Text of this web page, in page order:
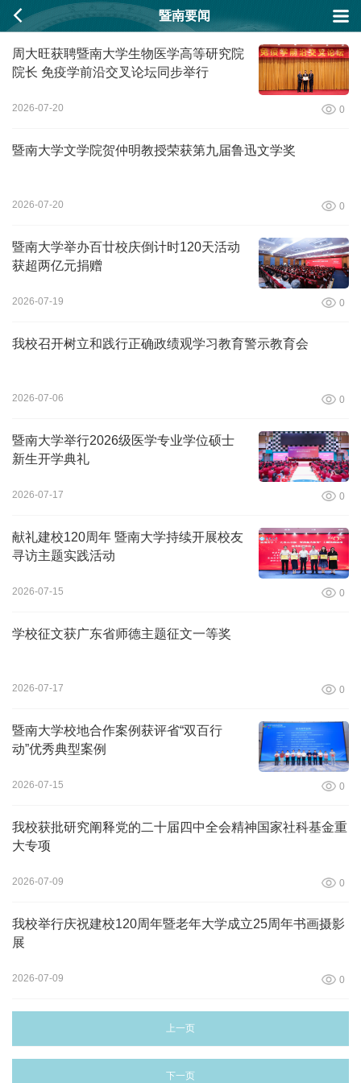
暨南要闻
周大旺获聘暨南大学生物医学高等研究院
院长 免疫学前沿交叉论坛同步举行
2026-07-20 0
暨南大学文学院贺仲明教授荣获第九届鲁迅文学奖
2026-07-20 0
暨南大学举办百廿校庆倒计时120天活动
获超两亿元捐赠
2026-07-19 0
我校召开树立和践行正确政绩观学习教育警示教育会
2026-07-06 0
暨南大学举行2026级医学专业学位硕士
新生开学典礼
2026-07-17 0
献礼建校120周年 暨南大学持续开展校友
寻访主题实践活动
2026-07-15 0
学校征文获广东省师德主题征文一等奖
2026-07-17 0
暨南大学校地合作案例获评省“双百行
动”优秀典型案例
2026-07-15 0
我校获批研究阐释党的二十届四中全会精神国家社科基金重
大专项
2026-07-09 0
我校举行庆祝建校120周年暨老年大学成立25周年书画摄影
展
2026-07-09 0
上一页
下一页